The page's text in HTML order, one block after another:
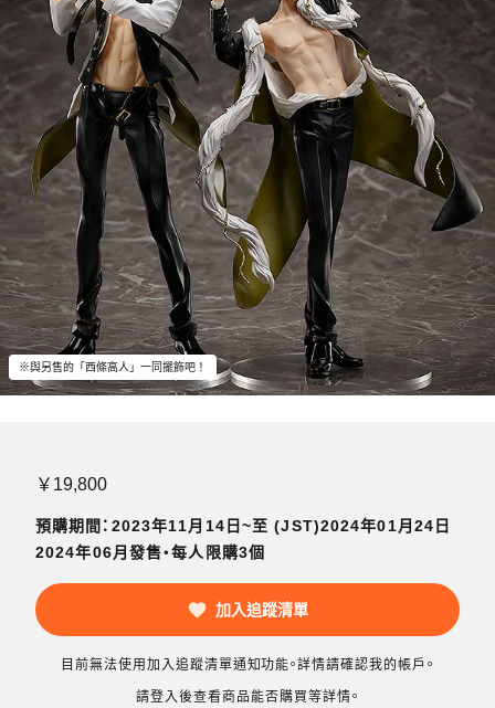
※與另售的「西條高人」一同擺飾吧！
￥19,800
預購期間：2023年11月14日~至 (JST)2024年01月24日
2024年06月發售・每人限購3個
加入追蹤清單
目前無法使用加入追蹤清單通知功能。詳情請確認我的帳戶。
請登入後查看商品能否購買等詳情。